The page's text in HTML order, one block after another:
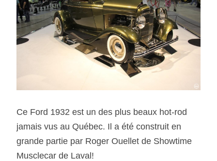
Ce Ford 1932 est un des plus beaux hot-rod
jamais vus au Québec. Il a été construit en
grande partie par Roger Ouellet de Showtime
Musclecar de Laval!